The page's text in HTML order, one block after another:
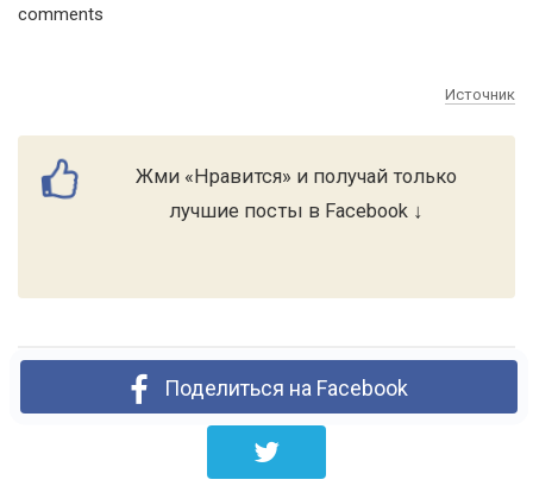
comments
Источник
Жми «Нравится» и получай только
лучшие посты в Facebook ↓
Поделиться на Facebook